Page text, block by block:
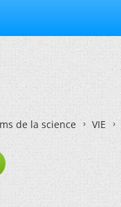
de la science VIE